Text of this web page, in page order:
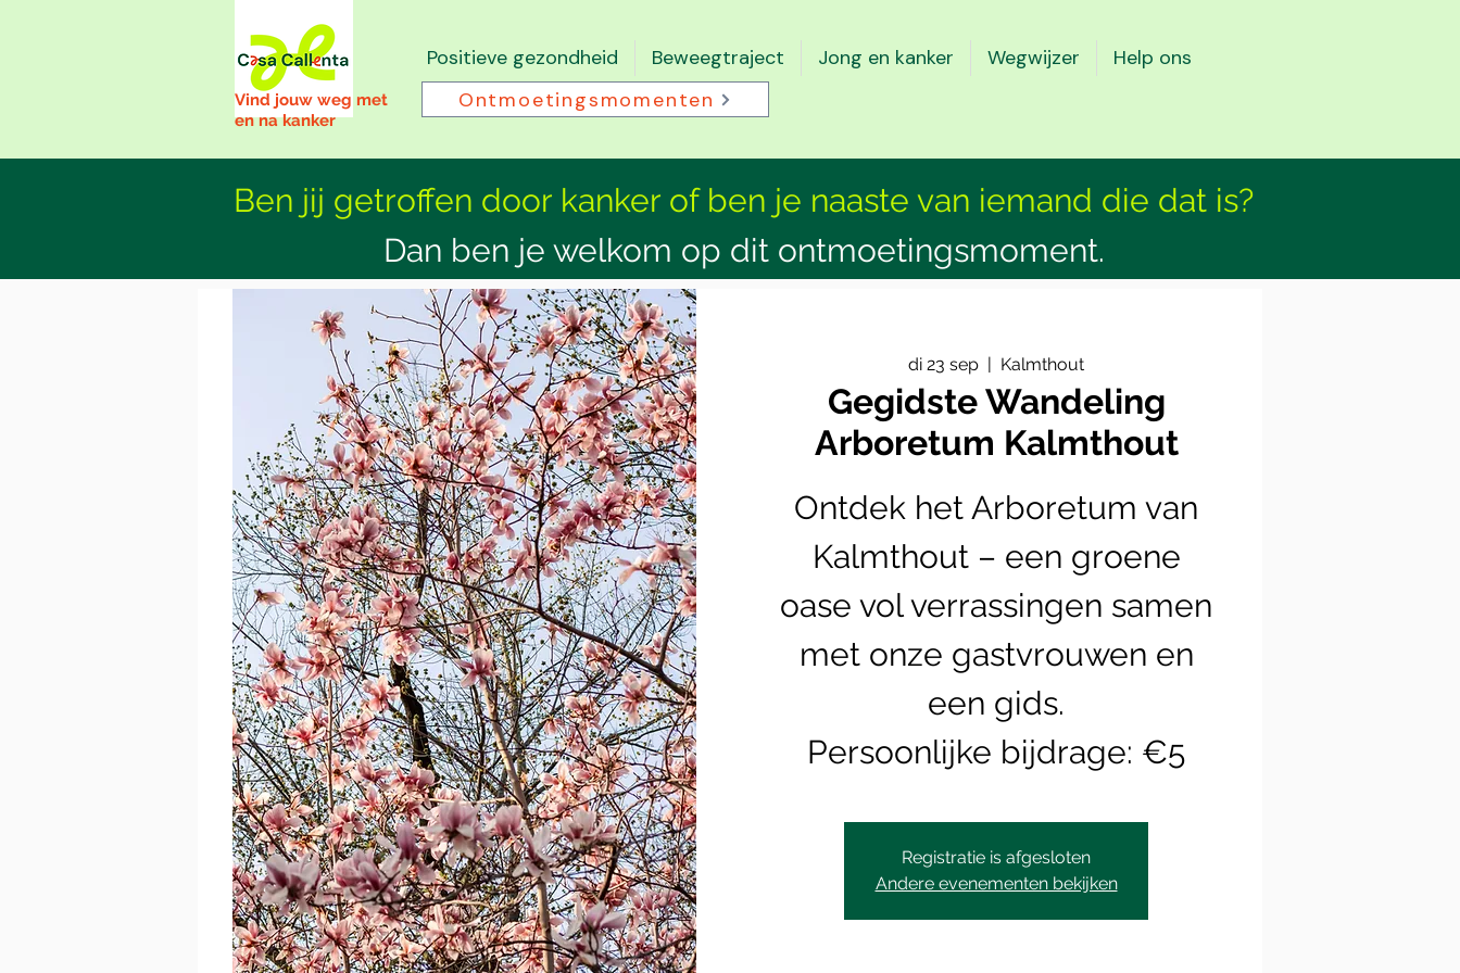
Positieve gezondheid Beweegtraject Jong en kanker Wegwijzer Help ons
Vind jouw weg met
en na kanker
Ontmoetingsmomenten
Ben jij getroffen door kanker of ben je naaste van iemand die dat is?
Dan ben je welkom op dit ontmoetingsmoment.
di 23 sep
  |
Kalmthout
Gegidste Wandeling
Arboretum Kalmthout
Ontdek het Arboretum van
Kalmthout – een groene
oase vol verrassingen samen
met onze gastvrouwen en
een gids.
Registratie is afgesloten
Andere evenementen bekijken